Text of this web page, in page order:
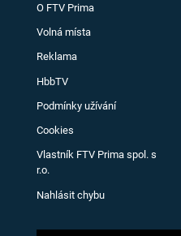
O FTV Prima
Volná místa
Reklama
HbbTV
Podmínky užívání
Cookies
Vlastník FTV Prima spol. s
r.o.
Nahlásit chybu